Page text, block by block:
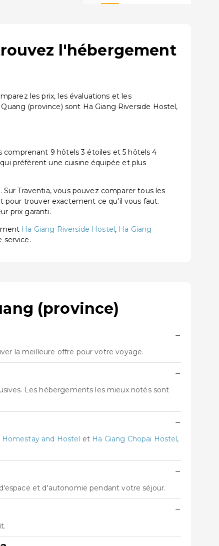
l'hébergement
les prix, les évaluations et les
(province) sont Ha Giang Riverside Hostel,
9 hôtels 3 étoiles et 5 hôtels 4
préfèrent une cuisine équipée et plus
Traventia, vous pouvez comparer tous les
pour trouver exactement ce qu'il vous faut.
prix garanti.
Ha Giang Riverside Hostel, Ha Giang
service.
(province)
−
la meilleure offre pour votre voyage.
−
Les hébergements les mieux notés sont
−
Homestay and Hostel et Ha Giang Chopai Hostel,
−
et d'autonomie pendant votre séjour.
−